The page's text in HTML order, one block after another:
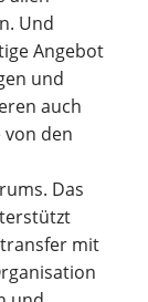
Und
Angebot
und
auch
den
Das
mit